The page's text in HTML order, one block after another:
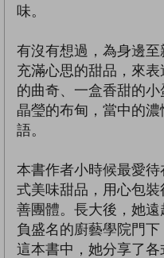
味。
有沒有想過，為身邊
充滿心思的甜品，來
的曲奇、一盒香甜的
晶瑩的布甸，當中的
語。
本書作者小時候最愛
式美味甜品，用心包
善團體。長大後，她
負盛名的廚藝學院門
這本書中，她分享了